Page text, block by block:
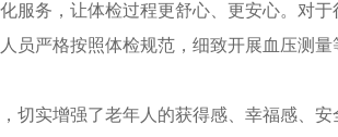
服务，让体检过程更舒心、更安心。对于
员严格按照体检规范，细致开展血压测量
切实增强了老年人的获得感、幸福感、安